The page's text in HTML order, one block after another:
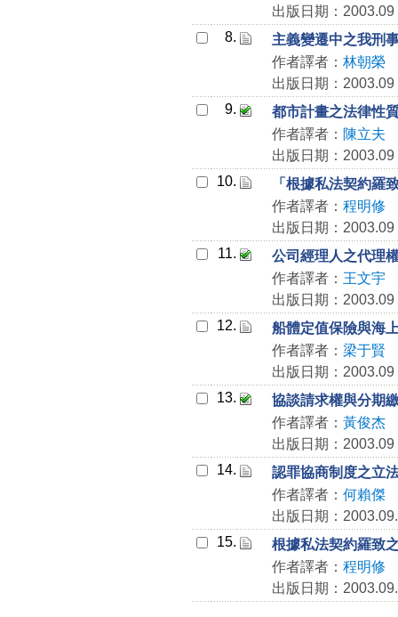
出版日期：2003.09
8.
主義變遷中之我刑
作者譯者： 林朝榮
出版日期：2003.09
9.
都市計畫之法律性
作者譯者： 陳立夫
出版日期：2003.09
10.
「根據私法契約羅
作者譯者： 程明修
出版日期：2003.09
11.
公司經理人之代理
作者譯者： 王文宇
出版日期：2003.09
12.
船體定值保險與海
作者譯者： 梁于賢
出版日期：2003.09
13.
協談請求權與分期
作者譯者： 黃俊杰
出版日期：2003.09
14.
認罪協商制度之立
作者譯者： 何賴傑
出版日期：
15.
根據私法契約羅致
作者譯者： 程明修
出版日期：